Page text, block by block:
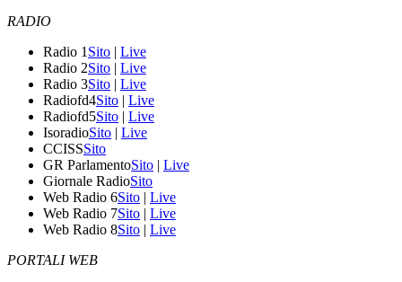
RADIO
Radio 1 Sito | Live
Radio 2Sito | Live
Radio 3Sito | Live
Radiofd4Sito | Live
Radiofd5Sito | Live
IsoradioSito | Live
CCISSSito
GR ParlamentoSito | Live
Giornale RadioSito
Web Radio 6Sito | Live
Web Radio 7Sito | Live
Web Radio 8Sito | Live
PORTALI WEB